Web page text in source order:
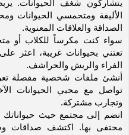
الأليفة ومتحمسي الحيوانات
الصداقة والعلاقات المعنوية.
سواء كنت مكرساً للكلاب أو
تعتني بحيوانات غريبة، اعثر
الفراء والريش والحراشف.
أنشئ ملفات شخصية مفصلة
تواصل مع محبي الحيوانات
وتجارب مشتركة.
انضم إلى مجتمع حيث
محتفى بها. اكتشف صداقات